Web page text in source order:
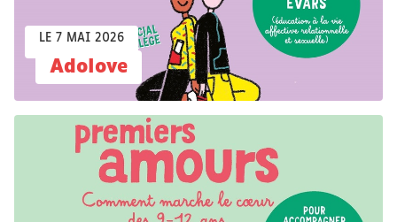
LE 7 MAI 2026
Adolove